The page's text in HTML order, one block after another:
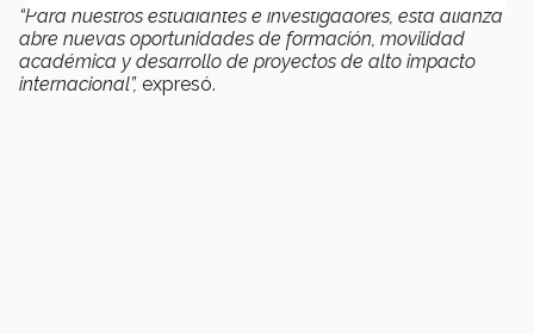
“Para nuestros estudiantes e investigadores, esta alianza
abre nuevas oportunidades de formación, movilidad
académica y desarrollo de proyectos de alto impacto
internacional”, expresó.